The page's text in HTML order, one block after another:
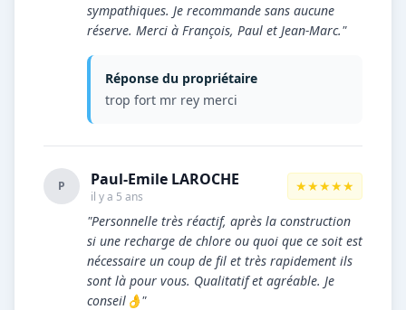
sympathiques. Je recommande sans aucune
réserve. Merci à François, Paul et Jean-Marc."
Réponse du propriétaire
trop fort mr rey merci
P Paul-Emile LAROCHE
il y a 5 ans
★★★★★
"Personnelle très réactif, après la construction
si une recharge de chlore ou quoi que ce soit est
nécessaire un coup de fil et très rapidement ils
sont là pour vous. Qualitatif et agréable. Je
conseil👌"